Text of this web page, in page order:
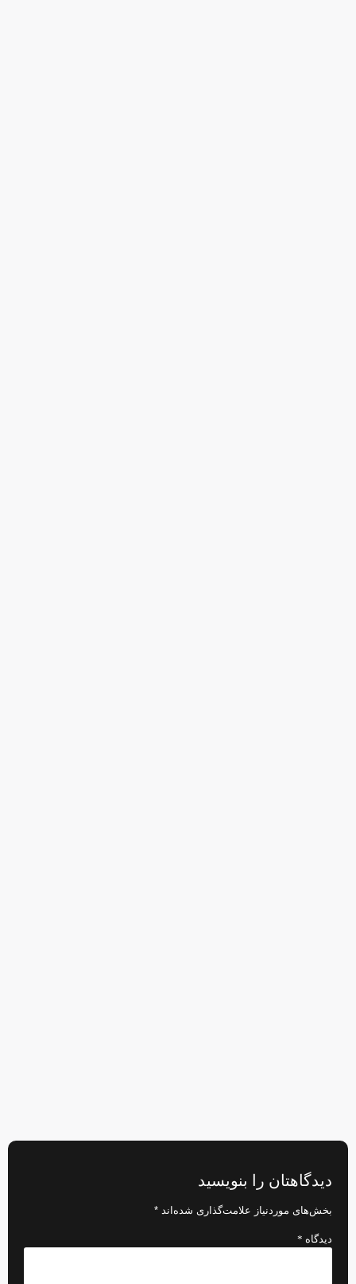
دیدگاهتان را بنویسید
بخش‌های موردنیاز علامت‌گذاری شده‌اند *
دیدگاه *